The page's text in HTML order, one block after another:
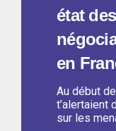
état
en
Au début
t’alertaient
sur les